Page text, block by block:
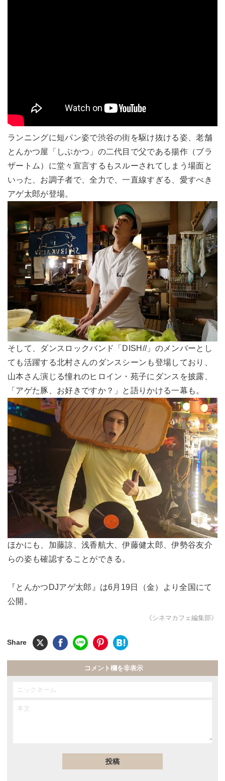
ランニングに短パン姿で渋谷の街を駆け抜ける姿、老舗
とんかつ屋「しぶかつ」の二代目で父である揚作（ブラ
ザートム）に堂々宣言するもスルーされてしまう場面と
いった、お調子者で、全力で、一直線すぎる、愛すべき
アゲ太郎が登場。
そして、ダンスロックバンド「DISH//」のメンバーとし
ても活躍する北村さんのダンスシーンも登場しており、
山本さん演じる憧れのヒロイン・苑子にダンスを披露、
「アゲた豚、お好きですか？」と語りかける一幕も。
ほかにも、加藤諒、浅香航大、伊藤健太郎、伊勢谷友介
らの姿も確認することができる。
『とんかつDJアゲ太郎』は6月19日（金）より全国にて
公開。
《シネマカフェ編集部》
コメント欄を非表示